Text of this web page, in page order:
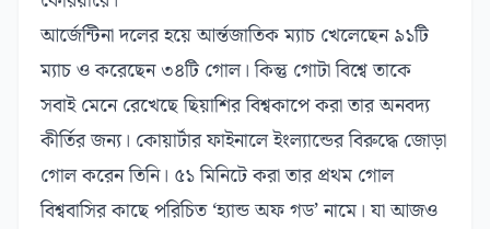
আর্জেন্টিনা দলের হয়ে আর্ন্তজাতিক ম্যাচ খেলেছেন ৯১টি
ম্যাচ ও করেছেন ৩৪টি গোল। কিন্তু গোটা বিশ্বে তাকে
সবাই মেনে রেখেছে ছিয়াশির বিশ্বকাপে করা তার অনবদ্য
কীর্তির জন্য। কোয়ার্টার ফাইনালে ইংল্যান্ডের বিরুদ্ধে জোড়া
গোল করেন তিনি। ৫১ মিনিটে করা তার প্রথম গোল
বিশ্ববাসির কাছে পরিচিত ‘হ্যান্ড অফ গড’ নামে। যা আজও